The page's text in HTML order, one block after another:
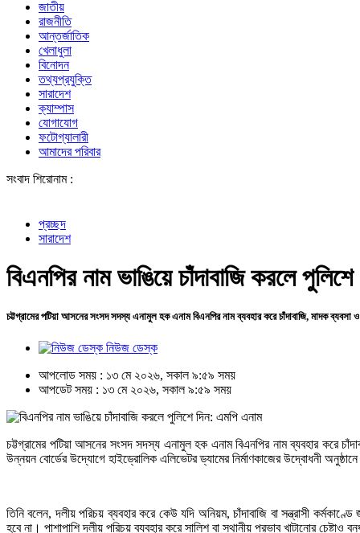
জাতীয়
রাজনীতি
আন্তর্জাতিক
খেলাধুলা
বিনোদন
তথ্যপ্রযুক্তি
সারাদেশ
ক্যাম্পাস
যোগাযোগ
ফটোগ্যালারী
আমাদের পরিবার
সংবাদ শিরোনাম :
বোমা
প্রচ্ছদ
সারাদেশ
বিএনপির নাম ভাঙিয়ে চাঁদাবাজি করলে
চট্টগ্রামের পটিয়া আসনের সংসদ সদস্য এনামুল হক এনাম বিএনপির নাম ব্যবহার করে চাঁদাবাজি, মাদক ব্যবসা ও
নিউজ ডেস্ক
আপলোড সময় : ১৩ মে ২০২৬, সকাল ৯:৫৯ সময়
আপডেট সময় : ১৩ মে ২০২৬, সকাল ৯:৫৯ সময়
চট্টগ্রামের পটিয়া আসনের সংসদ সদস্য এনামুল হক এনাম বিএনপির নাম ব্যবহার করে
উন্নয়ন বোর্ডের উদ্যোগে হাইড্রোলিক এলিভেটর ড্যামের নির্মাণকাজের উদ্বোধনী
তিনি বলেন, দলীয় পরিচয় ব্যবহার করে কেউ যদি অনিয়ম, চাঁদাবাজি বা সন্ত্রাসী
হবে না। পাশাপাশি দলীয় পরিচয় ব্যবহার করে সালিশ বা স্থানীয় প্রভাব খাটানোর চেষ্টাও